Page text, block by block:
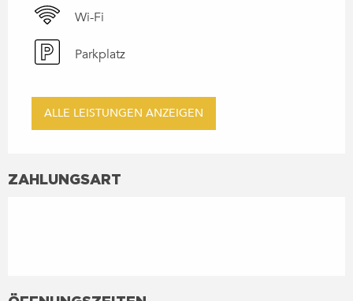
Wi-Fi
Parkplatz
ALLE LEISTUNGEN ANZEIGEN
ZAHLUNGSART